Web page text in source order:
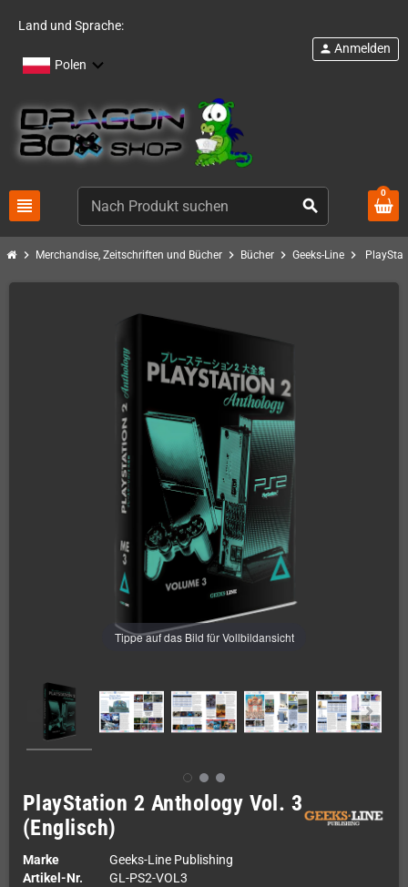
Land und Sprache:
Polen
view_headline search
person Anmelden
0
chevron_right Merchandise, Zeitschriften und Bücher chevron_right Bücher chevron_right Geeks-Line chevron_right
Tippe auf das Bild für Vollbildansicht
PlayStation 2 Anthology Vol. 3
(Englisch)
Marke
Geeks-Line Publishing
Artikel-Nr.
GL-PS2-VOL3